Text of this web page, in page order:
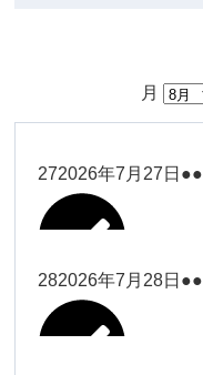
月
272026年7月27日 ●●
大西
282026年7月28日 ●●